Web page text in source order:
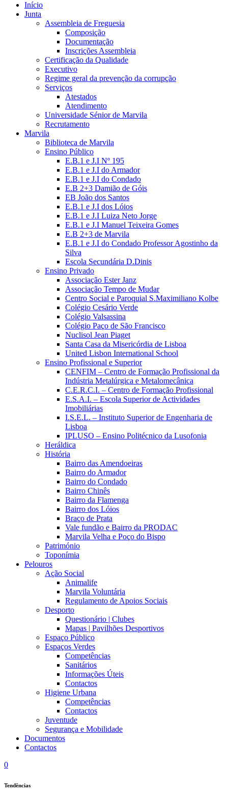
Início
Junta
Assembleia de Freguesia
Composição
Documentação
Inscrições Assembleia
Certificação da Qualidade
Executivo
Regime geral da prevenção da corrupção
Serviços
Atestados
Atendimento
Universidade Sénior de Marvila
Recrutamento
Marvila
Biblioteca de Marvila
Ensino Público
E.B.1 e J.I Nº 195
E.B.1 e J.I do Armador
E.B.1 e J.I do Condado
E.B 2+3 Damião de Góis
EB João dos Santos
E.B.1 e J.I dos Lóios
E.B.1 e J.I Luiza Neto Jorge
E.B.1 e J.I Manuel Teixeira Gomes
E.B 2+3 de Marvila
E.B.1 e J.I do Condado Professor Agostinho da
Silva
Escola Secundária D.Dinis
Ensino Privado
Associação Ester Janz
Associação Tempo de Mudar
Centro Social e Paroquial S.Maximiliano Kolbe
Colégio Cesário Verde
Colégio Valsassina
Colégio Paço de São Francisco
Nuclisol Jean Piaget
Santa Casa da Misericórdia de Lisboa
United Lisbon International School
Ensino Profissional e Superior
CENFIM – Centro de Formação Profissional da
Indústria Metalúrgica e Metalomecânica
C.E.R.C.I. – Centro de Formação Profissional
E.S.A.I. – Escola Superior de Actividades
Imobiliárias
I.S.E.L. – Instituto Superior de Engenharia de
Lisboa
IPLUSO – Ensino Politécnico da Lusofonia
Heráldica
História
Bairro das Amendoeiras
Bairro do Armador
Bairro do Condado
Bairro Chinês
Bairro da Flamenga
Bairro dos Lóios
Braço de Prata
Vale fundão e Bairro da PRODAC
Marvila Velha e Poço do Bispo
Património
Toponímia
Pelouros
Ação Social
Animalife
Marvila Voluntária
Regulamento de Apoios Sociais
Desporto
Questionário | Clubes
Mapas | Pavilhões Desportivos
Espaço Público
Espaços Verdes
Competências
Sanitários
Informações Úteis
Contactos
Higiene Urbana
Competências
Contactos
Juventude
Segurança e Mobilidade
Documentos
Contactos
0
Tendências